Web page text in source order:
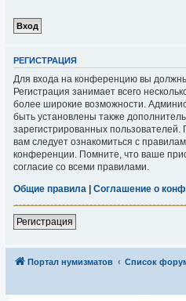
РЕГИСТРАЦИЯ
Для входа на конференцию вы
Регистрация занимает всего
более широкие возможности.
быть установлены также
зарегистрированных пользователей.
вам следует ознакомиться с
конференции. Помните, что ваше
согласие со всеми правилами.
Общие правила | Соглашение о
Регистрация
Портал нумизматов Список